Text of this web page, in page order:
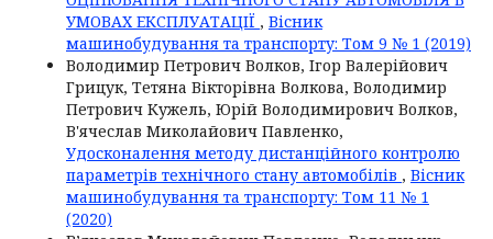
УМОВАХ ЕКСПЛУАТАЦІЇ , Вісник
машинобудування та транспорту: Том 9 № 1 (2019)
Володимир Петрович Волков, Ігор Валерійович
Грицук, Тетяна Вікторівна Волкова, Володимир
Петрович Кужель, Юрій Володимирович Волков,
В'ячеслав Миколайович Павленко,
Удосконалення методу дистанційного контролю
параметрів технічного стану автомобілів , Вісник
машинобудування та транспорту: Том 11 № 1
(2020)